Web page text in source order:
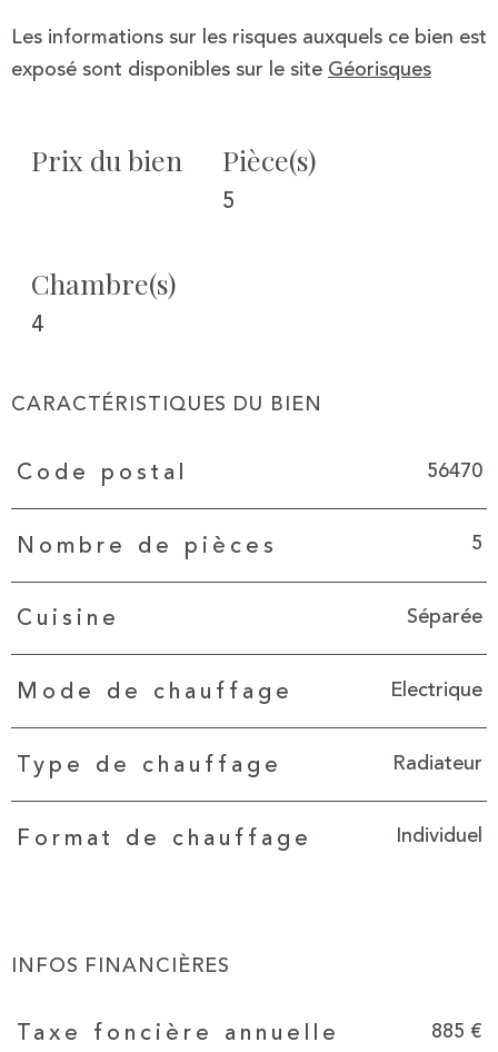
Les informations sur les risques auxquels ce bien est
exposé sont disponibles sur le siteGéorisques
Prix du bien Pièce(s)
5
Chambre(s)
4
CARACTÉRISTIQUES DU BIEN
Caractéristiques Valeurs
Code postal 56470
Nombre de pièces 5
Cuisine Séparée
Mode de chauffage Electrique
Type de chauffage Radiateur
Format de chauffage Individuel
INFOS FINANCIÈRES
Caractéristiques Valeurs
Taxe foncière annuelle 885 €